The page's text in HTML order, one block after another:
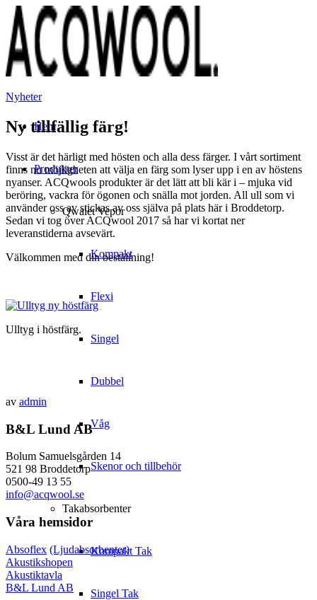
Hem
Produkter
Qwaiet Vepor
Kompakt
Flexi
Singel
Dubbel
Våg
Skenor och tillbehör
Takabsorbenter
Kompakt Tak
Singel Tak
Nyheter
Ny tillfällig färg!
Visst är det härligt med hösten och alla dess färger. I vårt sortiment
finns nu möjligheten att välja en färg som lyser upp i en av höstens
nyanser. ACQwools produkter är det lätt att bli kär i – mjuka vid
beröring, vackra för ögonen och snälla mot jorden. All ull som vi
använder oss av stickas av oss själva på plats här i Broddetorp.
Sedan vi tog över ACQwool 2017 så har vi kortat ner
leveranstiderna avsevärt.
Välkommen med din beställning!
Ulltyg i höstfärg.
av admin
B&L Lund AB
Bolum Samuelsgården 14
521 98 Broddetorp
0500-49 13 55
info@acqwool.se
Våra hemsidor
Absoflex (Ljudabsorbenter)
Akustikshopen
Akustiktavla
B&L Lund AB